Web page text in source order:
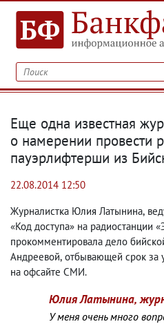
Еще одна известная
о намерении провести
пауэрлифтерши из
22.08.2014 12:50
Журналистка Юлия Латынина,
«Код доступа» на радиостанции
прокомментировала дело
Андреевой, отбывающей срок за
на офсайте СМИ.
Юлия Латынина,
У меня очень много